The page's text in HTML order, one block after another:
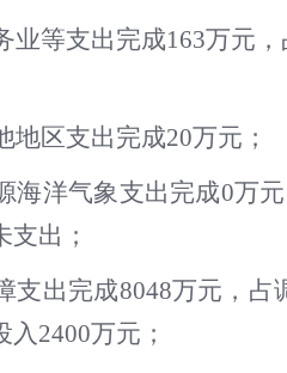
业等支出完成163万元
地区支出完成20万元；
海洋气象支出完成0万
出；
支出完成8048万元，
2400万元；